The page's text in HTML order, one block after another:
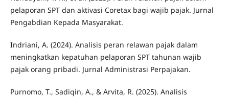
pelaporan SPT dan aktivasi Coretax bagi wajib pajak. Jurnal
Pengabdian Kepada Masyarakat.
Indriani, A. (2024). Analisis peran relawan pajak dalam
meningkatkan kepatuhan pelaporan SPT tahunan wajib
pajak orang pribadi. Jurnal Administrasi Perpajakan.
Purnomo, T., Sadiqin, A., & Arvita, R. (2025). Analisis